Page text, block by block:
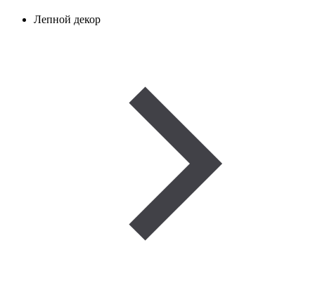
Лепной декор